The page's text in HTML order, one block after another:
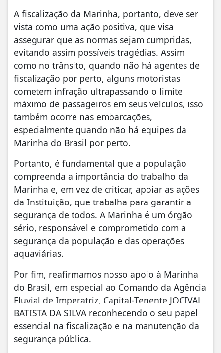
A fiscalização da Marinha, portanto, deve ser
vista como uma ação positiva, que visa
assegurar que as normas sejam cumpridas,
evitando assim possíveis tragédias. Assim
como no trânsito, quando não há agentes de
fiscalização por perto, alguns motoristas
cometem infração ultrapassando o limite
máximo de passageiros em seus veículos, isso
também ocorre nas embarcações,
especialmente quando não há equipes da
Marinha do Brasil por perto.
Portanto, é fundamental que a população
compreenda a importância do trabalho da
Marinha e, em vez de criticar, apoiar as ações
da Instituição, que trabalha para garantir a
segurança de todos. A Marinha é um órgão
sério, responsável e comprometido com a
segurança da população e das operações
aquaviárias.
Por fim, reafirmamos nosso apoio à Marinha
do Brasil, em especial ao Comando da Agência
Fluvial de Imperatriz, Capital-Tenente JOCIVAL
BATISTA DA SILVA reconhecendo o seu papel
essencial na fiscalização e na manutenção da
segurança pública.